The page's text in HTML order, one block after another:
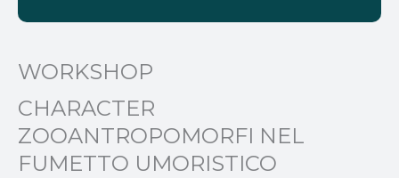
WORKSHOP
CHARACTER
ZOOANTROPOMORFI NEL
FUMETTO UMORISTICO